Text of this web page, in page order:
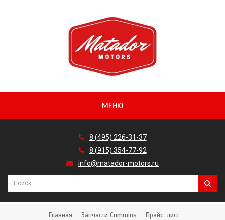
МЕНЮ
8 (495) 226-31-37
8 (915) 354-77-92
info@matador-motors.ru
Главная Запчасти Cummins Прайс-лист